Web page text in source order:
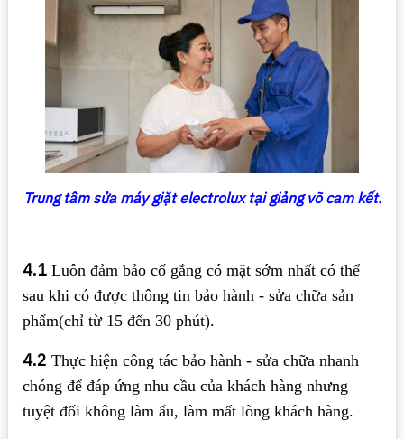
Trung tâm sửa máy giặt electrolux tại giảng võ cam kết.
4.1 Luôn đảm bảo cố gắng có mặt sớm nhất có thể
sau khi có được thông tin bảo hành - sửa chữa sản
phẩm(chỉ từ 15 đến 30 phút).
4.2 Thực hiện công tác bảo hành - sửa chữa nhanh
chóng để đáp ứng nhu cầu của khách hàng nhưng
tuyệt đối không làm ẩu, làm mất lòng khách hàng.